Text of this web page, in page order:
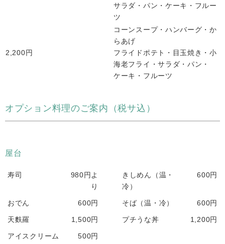
サラダ・パン・ケーキ・フルー
ツ
2,200円
コーンスープ・ハンバーグ・か
らあげ
フライドポテト・目玉焼き・小
海老フライ・サラダ・パン・
ケーキ・フルーツ
オプション料理のご案内（税サ込）
屋台
寿司
980円よ
り
きしめん（温・
冷）
600円
おでん 600円 そば（温・冷） 600円
天麩羅 1,500円 プチうな丼 1,200円
アイスクリーム 500円